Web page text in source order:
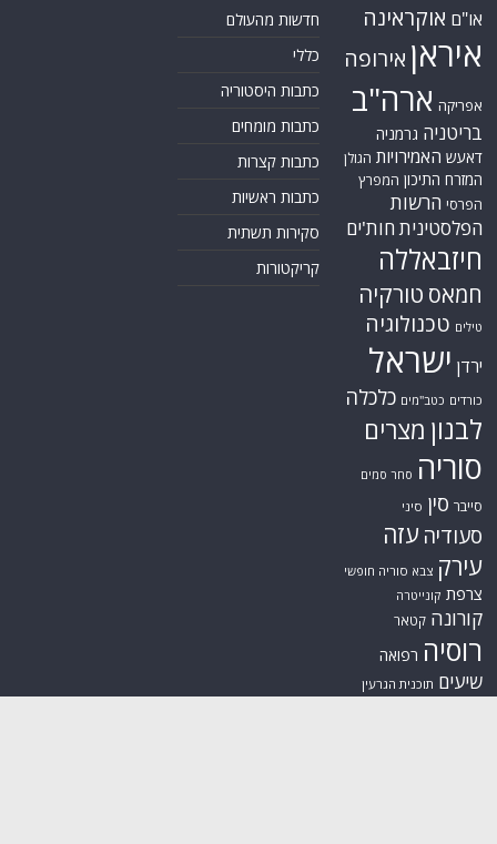
או"ם אוקראינה
איראן אירופה
אפריקה ארה"ב
בריטניה גרמניה
דאעש האמירויות הגולן
המזרח התיכון המפרץ
הפרסי הרשות
הפלסטינית חות'ים
חיזבאללה
חמאס טורקיה
טילים טכנולוגיה
ירדן ישראל
כורדים כטב"מים כלכלה
לבנון מצרים
סוריה סחר סמים
סייבר סין סיני
סעודיה עזה
עירק צבא סוריה חופשי
צרפת קונייטרה
קורונה קטאר
רוסיה רפואה
שיעים תוכנית הגרעין
חדשות מהעולם
כללי
כתבות היסטוריה
כתבות מומחים
כתבות קצרות
כתבות ראשיות
סקירות תשתית
קריקטורות